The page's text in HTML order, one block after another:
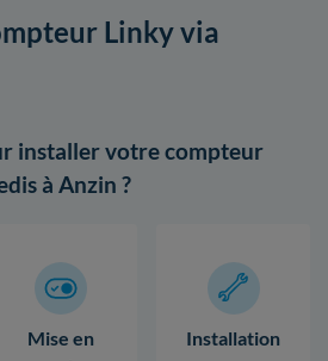
Linky via
installer votre compteur
à Anzin ?
Mise en
Installation